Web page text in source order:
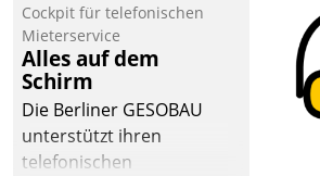
einsehen und ändern
oder
Schadensmeldungen
abgeben – rund um die
Uhr.
Cockpit für telefonischen
Mieterservice
Alles auf dem
Schirm
Die Berliner GESOBAU
unterstützt ihren
telefonischen